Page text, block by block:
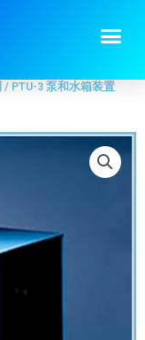
/ PTU-3 泵和水箱装置